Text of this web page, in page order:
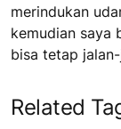
merindukan
kemudian saya
bisa tetap
Related